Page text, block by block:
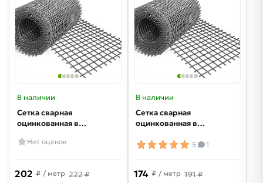
В наличии
Сетка сварная
оцинкованная в
мм 2х38 м
Нет оценок
202 ₽ / метр 222 ₽
В наличии
Сетка сварная
оцинкованная в
мм 1.8х38 м
5 1
174 ₽ / метр 191 ₽